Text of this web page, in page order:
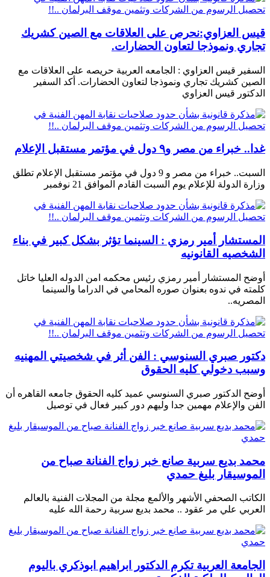
قيس العزاوي:نحرص على العلاقات مع الصين كشريك
تجاري ونموذجا لتعاون الحضارات.
السفير قيس العزاوي : الجامعه العربية حريصه على العلاقات مع
الصين كشريك تجاري ونموذجا لتعاون الحضارات. أكد السفير
الدكتور قيس العزاوي
غدا.. خبراء من مصر و٩ دول في مؤتمر مستقبل الإعلام
السبت.. خبراء من مصر و 9 دول في مؤتمر مستقبل الإعلام تطلق
وزارة الدولة للإعلام يوم السبت القادم الموافق 21 نوفمبر
المستشار أمير رمزي : السينما تؤثر بشكل كبير في بناء
الشخصيه القانونيه
أوضح المستشار أمير رمزي رئيس محكمه امن الدوله العليا خاتل
كلمته في ندوه بعنوان صوره المحامي في الدراما والسينما
المصريه..
دكتور صبري السنوسي : الفن أثر في شخصيتي المهنيه
وسبب دخولي كليه الحقوق
أوضح الدكتور صبري السنوسي عميد كليه الحقوق جامعه القاهره أن
الفن والإعلام مهمين جدا وليهم دور كبير فعال في توصيل
محمد بديع سربية صانع خبر زواج الفنانة صباح من
الموسيقار بليغ حمدي
الكاتب الصحفي الأشهر والألمع مجلة من المجلات الفنية بالعالم
العربي علي مر عقود .. محمد بديع سربية رحمة الله عليه
الجامعة العربية تكرم الدكتور ابراهيم ابوذكري باليوم